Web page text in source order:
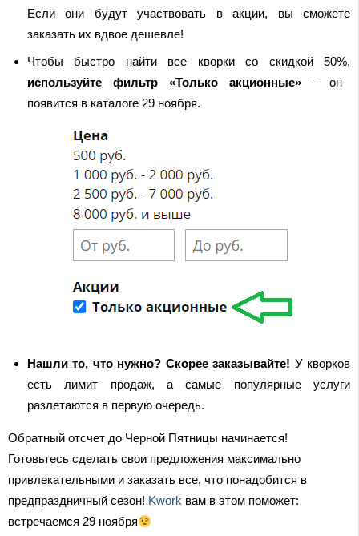
Если они будут участвовать в акции, вы сможете
заказать их вдвое дешевле!
Чтобы быстро найти все кворки со скидкой 50%,
используйте фильтр «Только акционные»– он
появится в каталоге 29 ноября.
Нашли то, что нужно? Скорее заказывайте! У кворков
есть лимит продаж, а самые популярные услуги
разлетаются в первую очередь.
Обратный отсчет до Черной Пятницы начинается!
Готовьтесь сделать свои предложения максимально
привлекательными и заказать все, что понадобится в
предпраздничный сезон! Kwork вам в этом поможет:
встречаемся 29 ноября